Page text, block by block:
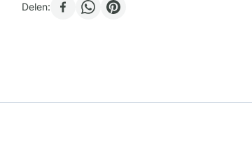
Delen: